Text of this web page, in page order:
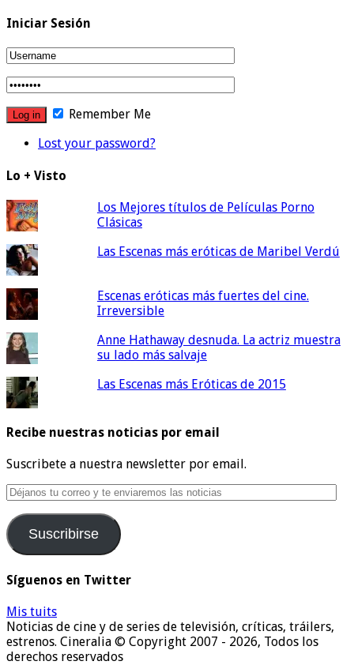
Iniciar Sesión
Remember Me
Lost your password?
Lo + Visto
Los Mejores títulos de Películas Porno
Clásicas
Las Escenas más eróticas de Maribel Verdú
Escenas eróticas más fuertes del cine.
Irreversible
Anne Hathaway desnuda. La actriz muestra
su lado más salvaje
Las Escenas más Eróticas de 2015
Recibe nuestras noticias por email
Suscribete a nuestra newsletter por email.
Déjanos
correo
y
te
las
Suscribirse
Síguenos en Twitter
Mis tuits
Noticias de cine y de series de televisión, críticas, tráilers,
estrenos. Cineralia © Copyright 2007 - 2026, Todos los
derechos reservados